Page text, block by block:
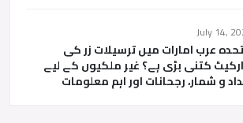
July 14,
عرب امارات میں ترسیلات زر کی
کتنی بڑی ہے؟ غیر ملکیوں کے لیے
و شمار، رجحانات اور اہم معلومات